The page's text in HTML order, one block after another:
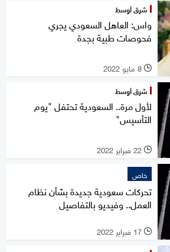
شرق أوسط
واس: العاهل السعودي يجري
فحوصات طبية بجدة
l 8 مايو 2022
شرق أوسط
لأول مرة.. السعودية تحتفل "يوم
التأسيس"
l 22 فبراير 2022
خاص
تحركات سعودية جديدة بشأن نظام
العمل.. وفيديو بالتفاصيل
l 17 فبراير 2022